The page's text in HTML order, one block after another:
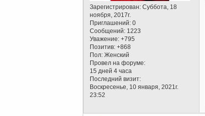
Зарегистрирован: Суббота, 18
ноября, 2017г.
Приглашений: 0
Сообщений: 1223
Уважение: +795
Позитив: +868
Пол: Женский
Провел на форуме:
15 дней 4 часа
Последний визит:
Воскресенье, 10 января, 2021г.
23:52